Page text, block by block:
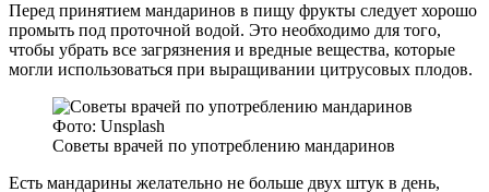
Перед принятием мандаринов в пищу фрукты следует хорошо
промыть под проточной водой. Это необходимо для того,
чтобы убрать все загрязнения и вредные вещества, которые
могли использоваться при выращивании цитрусовых плодов.
Фото: Unsplash
Советы врачей по употреблению мандаринов
Есть мандарины желательно не больше двух штук в день,